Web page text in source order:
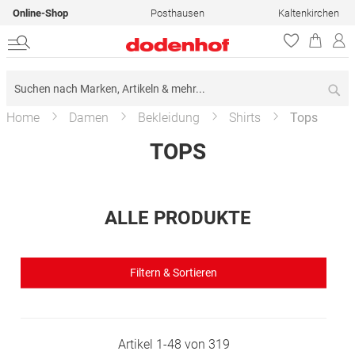
Online-Shop Posthausen Kaltenkirchen
Home Damen Bekleidung Shirts Tops
TOPS
ALLE PRODUKTE
Filtern & Sortieren
Artikel 1-48 von 319